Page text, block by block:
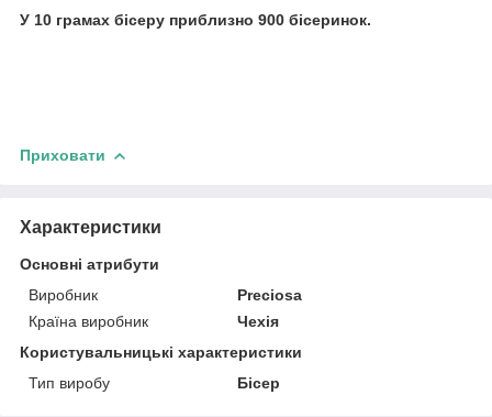
У 10 грамах бісеру приблизно 900 бісеринок.
Приховати
Характеристики
Основні атрибути
Виробник
Preciosa
Країна виробник
Чехія
Користувальницькі характеристики
Тип виробу
Бісер